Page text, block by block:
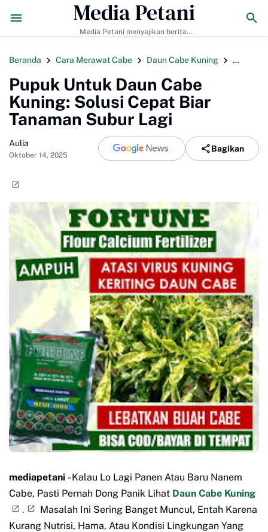
のおすすめ大晦日レストラン：ニューイヤーカウントダウンディナー
Media Petani
Media Petani menyajikan berita
dan teknologi pertanian modern.
Beranda Cara Merawat Cabe Daun Cabe Kuning Pupuk
Pupuk Untuk Daun Cabe
Kuning: Solusi Cepat Biar
Tanaman Subur Lagi
Aulia
Oktober 14, 2025
Bagikan
mediapetani - Kalau Lo Lagi Panen Atau Baru Nanem
Cabe, Pasti Pernah Dong Panik Lihat Daun Cabe Kuning
.
Masalah Ini Sering Banget Muncul, Entah Karena
Kurang Nutrisi, Hama, Atau Kondisi Lingkungan Yang